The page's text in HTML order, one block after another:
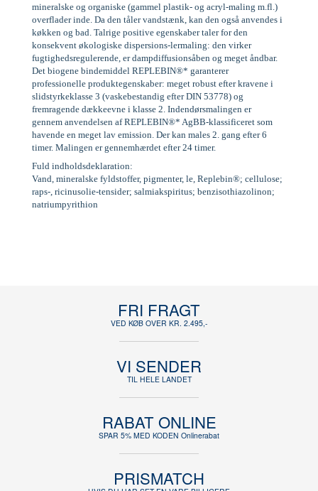
mineralske og organiske (gammel plastik- og acryl-maling m.fl.)
overflader inde. Da den tåler vandstænk, kan den også anvendes i
køkken og bad. Talrige positive egenskaber taler for den
konsekvent økologiske dispersions-lermaling: den virker
fugtighedsregulerende, er dampdiffusionsåben og meget åndbar.
Det biogene bindemiddel REPLEBIN®* garanterer
professionelle produktegenskaber: meget robust efter kravene i
slidstyrkeklasse 3 (vaskebestandig efter DIN 53778) og
fremragende dækkeevne i klasse 2. Indendørsmalingen er
gennem anvendelsen af REPLEBIN®* AgBB-klassificeret som
havende en meget lav emission. Der kan males 2. gang efter 6
timer. Malingen er gennemhærdet efter 24 timer.
Fuld indholdsdeklaration:
Vand, mineralske fyldstoffer, pigmenter, le, Replebin®; cellulose;
raps-, ricinusolie-tensider; salmiakspiritus; benzisothiazolinon;
natriumpyrithion
FRI FRAGT
VED KØB OVER KR. 2.495,-
VI SENDER
TIL HELE LANDET
RABAT ONLINE
SPAR 5% MED KODEN Onlinerabat
PRISMATCH